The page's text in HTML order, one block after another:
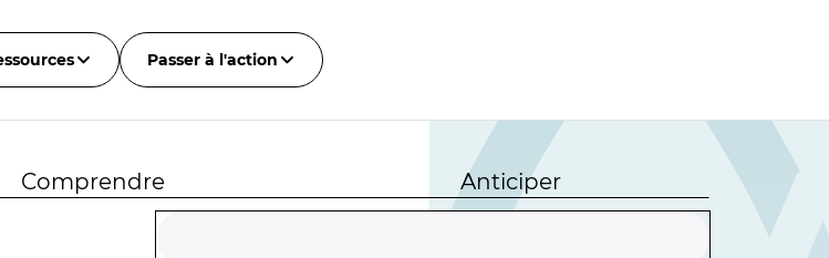
Passer à l'action
Comprendre Anticiper